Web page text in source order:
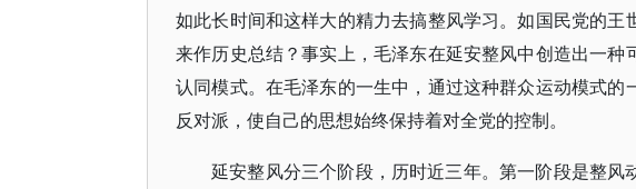
如此长时间和这样大的精力去搞整风学习。如国民党的
来作历史总结？事实上，毛泽东在延安整风中创造出一
认同模式。在毛泽东的一生中，通过这种群众运动模式
反对派，使自己的思想始终保持着对全党的控制。
延安整风分三个阶段，历时近三年。第一阶段是整